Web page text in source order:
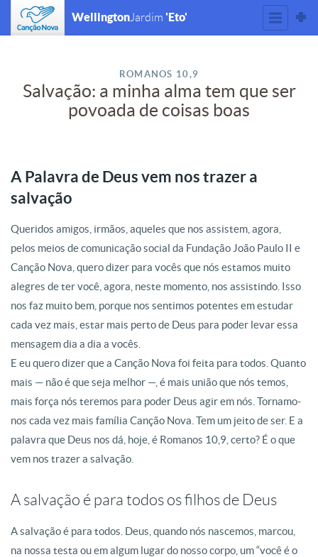
WellingtonJardim 'Eto'
ROMANOS 10,9
Salvação: a minha alma tem que ser
povoada de coisas boas
A Palavra de Deus vem nos trazer a
salvação
Queridos amigos, irmãos, aqueles que nos assistem, agora,
pelos meios de comunicação social da Fundação João Paulo II e
Canção Nova, quero dizer para vocês que nós estamos muito
alegres de ter você, agora, neste momento, nos assistindo. Isso
nos faz muito bem, porque nos sentimos potentes em estudar
cada vez mais, estar mais perto de Deus para poder levar essa
mensagem dia a dia a vocês.
E eu quero dizer que a Canção Nova foi feita para todos . Quanto
mais — não é que seja melhor —, é mais união que nós temos,
mais força nós teremos para poder Deus agir em nós . Tornamo-
nos cada vez mais família Canção Nova. Tem um jeito de ser. E a
palavra que Deus nos dá, hoje, é Romanos 10,9 , certo? É o que
vem nos trazer a salvação
A salvação é para todos os filhos de Deus
A salvação é para todos . Deus, quando nós nascemos, marcou,
na nossa testa ou em algum lugar do nosso corpo, um “você é o